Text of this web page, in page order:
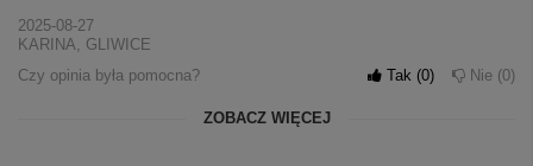
2025-08-27
KARINA, GLIWICE
Czy opinia była pomocna?
Tak 0 Nie 0
ZOBACZ WIĘCEJ